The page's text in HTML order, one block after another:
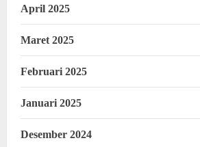
April 2025
Maret 2025
Februari 2025
Januari 2025
Desember 2024